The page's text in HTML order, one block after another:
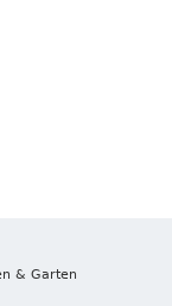
& Garten